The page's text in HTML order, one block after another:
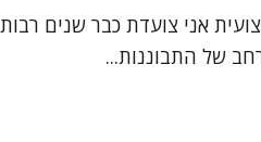
אני צועדת כבר שנים
של התבוננות...